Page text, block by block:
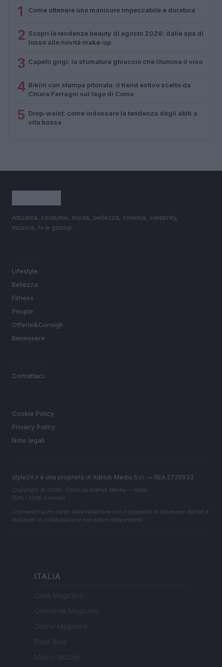
1 Come ottenere una manicure impeccabile e duratura
2 Scopri le tendenze beauty di agosto 2026: dalle spa di
lusso alle novità make-up
3 Capelli grigi: la sfumatura ghiaccio che illumina il viso
4 Bikini con stampa pitonata: il trend estivo scelto da
Chiara Ferragni sul lago di Como
5 Drop-waist: come indossare la tendenza degli abiti a
vita bassa
Attualità, costume, moda, bellezza, cinema, celebrity,
musica, tv e gossip.
Lifestyle
Bellezza
Fitness
People
Offerte&Consigli
Benessere
Contattaci
Cookie Policy
Privacy Policy
Note legali
style24.it è una proprietà di AdHub Media S.r.l. — REA 2729933
Copyright © 2026 · Edito da AdHub Media — Italia
Tutti i diritti riservati
I contenuti sono curati dalla redazione con il supporto di strumenti digitali e
realizzati in collaborazione con autori indipendenti.
ITALIA
Casa Magazine
Cineverse Magazine
Donne Magazine
Food Blog
Milano Notizie